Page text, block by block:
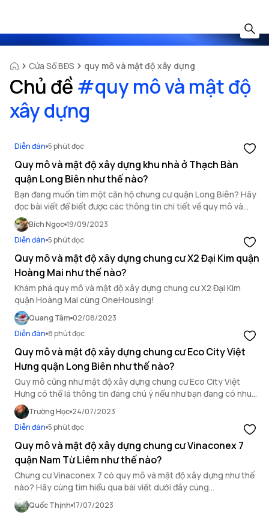
Cửa Sổ BĐS quy mô và mật độ xây dựng
Chủ đề #quy mô và mật độ
xây dựng
Diễn đàn 5 phút đọc
Quy mô và mật độ xây dựng khu nhà ở Thạch Bàn
quận Long Biên như thế nào?
Bạn đang muốn tìm một căn hộ chung cư quận Long Biên? Hãy
đọc bài viết để biết được các thông tin chi tiết về quy mô và
mật độ xây dựng khu nhà ở Thạch Bàn!
Bích Ngọc 19/09/2023
Diễn đàn 5 phút đọc
Quy mô và mật độ xây dựng chung cư X2 Đại Kim quận
Hoàng Mai như thế nào?
Khám phá quy mô và mật độ xây dựng chung cư X2 Đại Kim
quận Hoàng Mai cùng OneHousing!
Quang Tâm 02/08/2023
Diễn đàn 8 phút đọc
Quy mô và mật độ xây dựng chung cư Eco City Việt
Hưng quận Long Biên như thế nào?
Quy mô cũng như mật độ xây dựng chung cư Eco City Việt
Hưng có thể là thông tin đáng chú ý nếu như bạn đang có nhu
cầu tìm hiểu về đầu tư căn hộ.
Trường Học 24/07/2023
Diễn đàn 5 phút đọc
Quy mô và mật độ xây dựng chung cư Vinaconex 7
quận Nam Từ Liêm như thế nào?
Chung cư Vinaconex 7 có quy mô và mật độ xây dựng như thế
nào? Hãy cùng tìm hiểu qua bài viết dưới đây cùng
OneHousing.
Quốc Thịnh 17/07/2023